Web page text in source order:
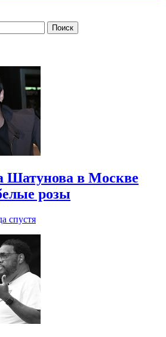
Шатунова в Москве
розы
спустя